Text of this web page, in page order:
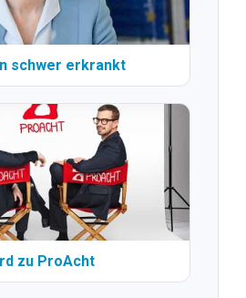
schwer erkrankt
zu ProAcht